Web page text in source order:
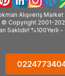
Alışveriş Market
© Copyright 2001-
Saklıdır! %100Yerli